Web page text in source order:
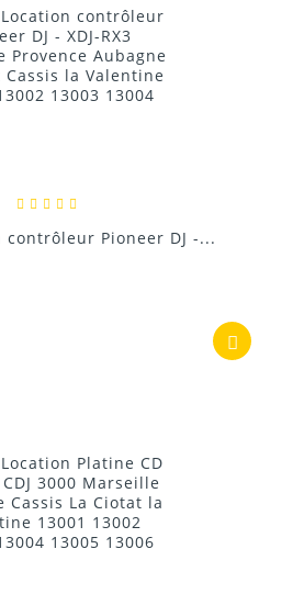
contrôleur Pioneer DJ -...